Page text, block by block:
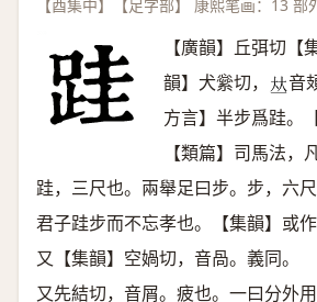
【酉集中】【足字部】 康熙笔画：13 部
【廣韻】丘弭切【
韻】犬繠切， 𠀤音
方言】半步爲跬。
【類篇】司馬法，
跬，三尺也。兩舉足曰步。步，六
君子跬步而不忘孝也。【集韻】或
又【集韻】空媧切，音咼。義同。
又先結切，音屑。疲也。一曰分外